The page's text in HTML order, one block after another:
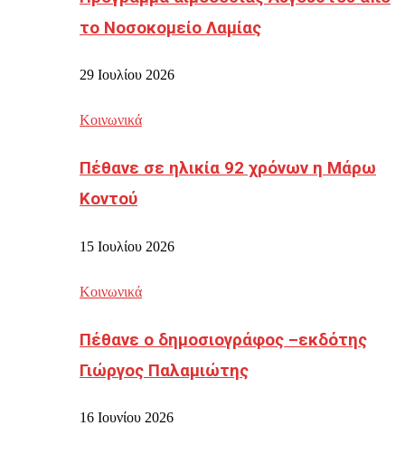
το Νοσοκομείο Λαμίας
29 Ιουλίου 2026
Κοινωνικά
Πέθανε σε ηλικία 92 χρόνων η Μάρω
Κοντού
15 Ιουλίου 2026
Κοινωνικά
Πέθανε ο δημοσιογράφος –εκδότης
Γιώργος Παλαμιώτης
16 Ιουνίου 2026